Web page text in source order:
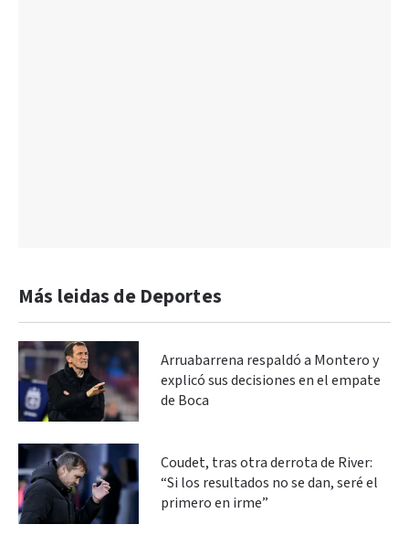
Más leidas de Deportes
Arruabarrena respaldó a Montero y
explicó sus decisiones en el empate
de Boca
Coudet, tras otra derrota de River:
“Si los resultados no se dan, seré el
primero en irme”